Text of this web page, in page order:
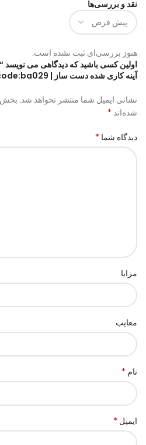
نقد و بررسی‌ها
هنوز بررسی‌ای ثبت نشده است.
اولین کسی باشید که دیدگاهی می
آینه کاری شده دست ساز | code:ba029”
نشانی ایمیل شما منتشر نخواهد شد.
شده‌اند *
دیدگاه شما *
مزایا
معایب
نام *
ایمیل *